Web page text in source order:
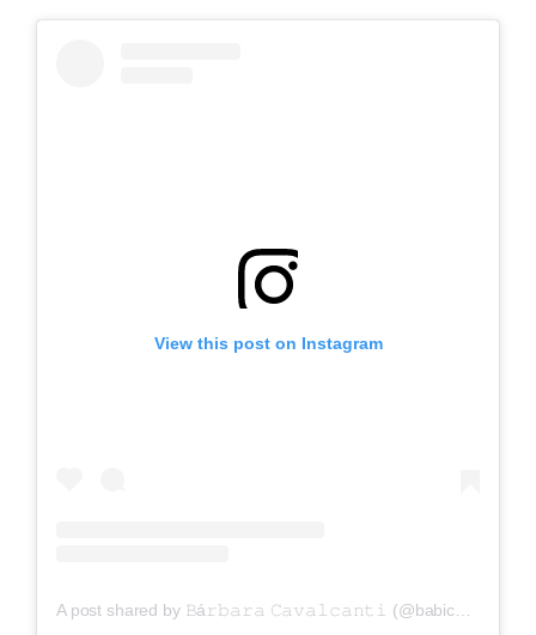
View this post on Instagram
A post shared by 𝙱á𝚛𝚋𝚊𝚛𝚊 𝙲𝚊𝚟𝚊𝚕𝚌𝚊𝚗𝚝𝚒 (@babicavalcanti7)